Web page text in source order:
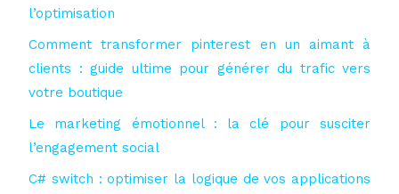
l’optimisation
Comment transformer pinterest en un aimant à
clients : guide ultime pour générer du trafic vers
votre boutique
Le marketing émotionnel : la clé pour susciter
l’engagement social
C# switch : optimiser la logique de vos applications